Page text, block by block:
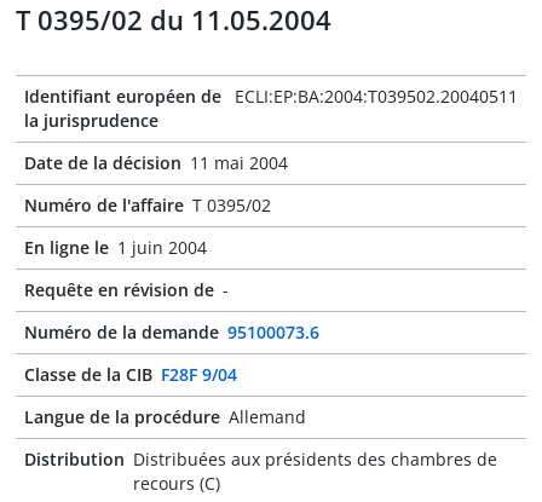
T 0395/02 du 11.05.2004
Identifiant européen de
la jurisprudence
ECLI:EP:BA:2004:T039502.20040511
Date de la décision 11 mai 2004
Numéro de l'affaire T 0395/02
En ligne le 1 juin 2004
Requête en révision de -
Numéro de la demande 95100073.6
Classe de la CIB F28F 9/04
Langue de la procédure Allemand
Distribution Distribuées aux présidents des chambres de
recours (C)